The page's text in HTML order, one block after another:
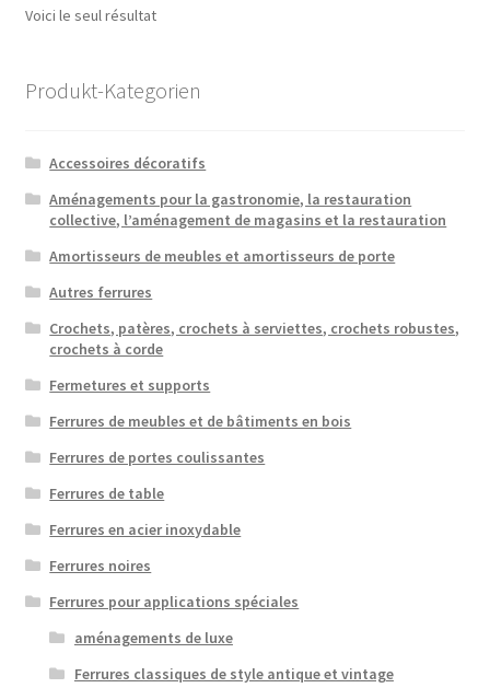
Voici le seul résultat
Produkt-Kategorien
Accessoires décoratifs
Aménagements pour la gastronomie, la restauration
collective, l’aménagement de magasins et la restauration
Amortisseurs de meubles et amortisseurs de porte
Autres ferrures
Crochets, patères, crochets à serviettes, crochets robustes,
crochets à corde
Fermetures et supports
Ferrures de meubles et de bâtiments en bois
Ferrures de portes coulissantes
Ferrures de table
Ferrures en acier inoxydable
Ferrures noires
Ferrures pour applications spéciales
aménagements de luxe
Ferrures classiques de style antique et vintage